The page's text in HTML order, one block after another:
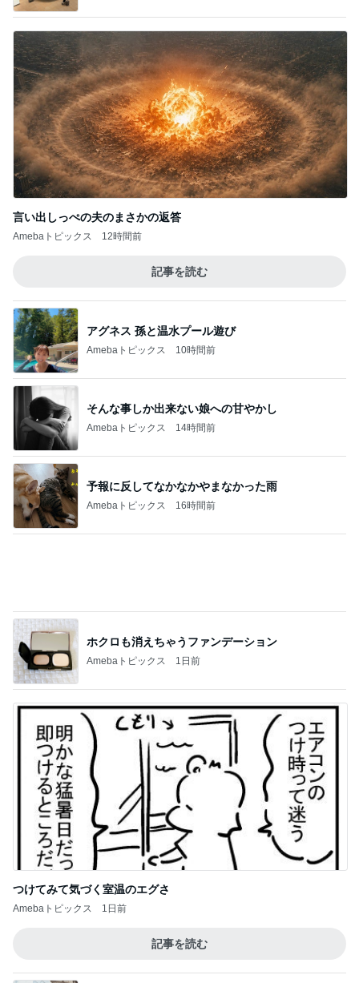
言い出しっぺの夫のまさかの返答
Amebaトピックス 12時間前
記事を読む
Amebaトピックス 10時間前
そんな事しか出来ない娘への甘やかし
Amebaトピックス 14時間前
予報に反してなかなかやまなかった雨
Amebaトピックス 16時間前
つけてみて気づく室温のエグさ
Amebaトピックス 1日前
記事を読む
Amebaトピックス 1日前